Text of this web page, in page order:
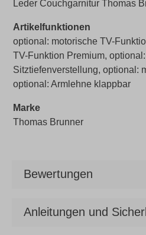
Leder Couchgarnitur Thomas
Artikelfunktionen
optional: motorische TV-
TV-Funktion Premium,
Sitztiefenverstellung, optional:
optional: Armlehne klappbar
Marke
Thomas Brunner
Bewertungen
Anleitungen und